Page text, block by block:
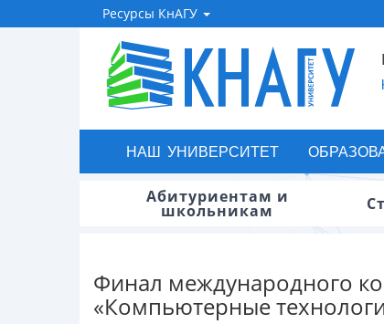
Ресурсы КнАГУ
НАШ УНИВЕРСИТЕТ
Абитуриентам и
школьникам
Финал международного
«Компьютерные